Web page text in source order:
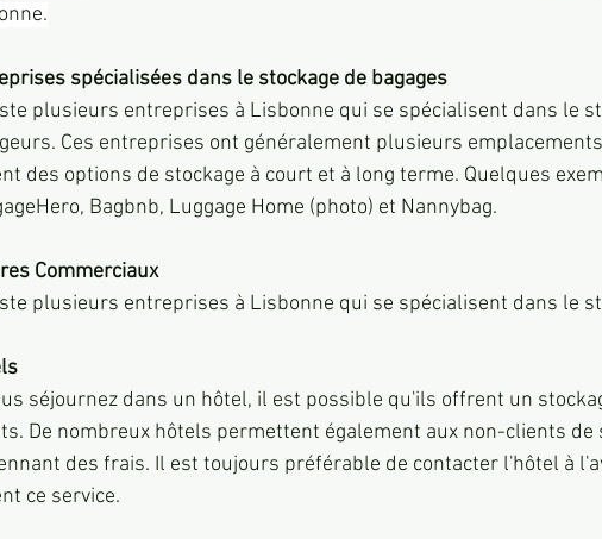
spécialisées dans le stockage de bagages
plusieurs entreprises à Lisbonne qui se spécialisent dans le
Ces entreprises ont généralement plusieurs
des options de stockage à court et à long terme. Quelques
Bagbnb, Luggage Home (photo) et Nannybag.
Commerciaux
plusieurs entreprises à Lisbonne qui se spécialisent dans le
séjournez dans un hôtel, il est possible qu'ils offrent un
De nombreux hôtels permettent également aux non-clients de
des frais. Il est toujours préférable de contacter l'hôtel à
ce service.